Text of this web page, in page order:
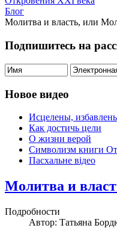
Блог
Молитва и власть, или
Подпишитесь на
Новое видео
Исцелены,
Как достичь цели
О жизни верой
Символизм книги
Пасхальне відео
Молитва и
Подробности
Автор: Татьяна